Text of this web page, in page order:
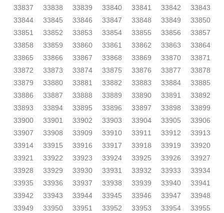
33837
33838 33839 33840 33841 33842
33843
33844
33845 33846 33847 33848 33849
33850
33851
33852 33853 33854 33855 33856
33857
33858
33859 33860 33861 33862 33863
33864
33865
33866 33867 33868 33869 33870
33871
33872
33873 33874 33875 33876 33877
33878
33879
33880 33881 33882 33883 33884
33885
33886
33887 33888 33889 33890 33891
33892
33893
33894 33895 33896 33897 33898
33899
33900
33901 33902 33903 33904 33905
33906
33907
33908 33909 33910 33911 33912
33913
33914
33915 33916 33917 33918 33919
33920
33921
33922 33923 33924 33925 33926
33927
33928
33929 33930 33931 33932 33933
33934
33935
33936 33937 33938 33939 33940
33941
33942
33943 33944 33945 33946 33947
33948
33949
33950 33951 33952 33953 33954
33955